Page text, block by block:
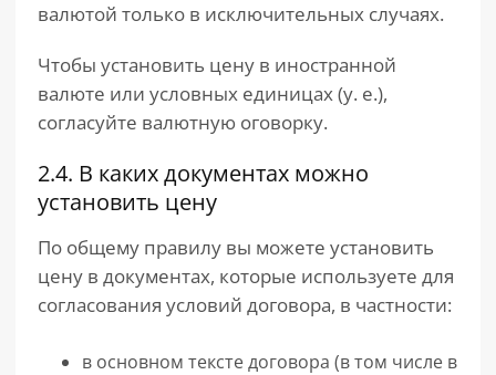
валютой только в исключительных случаях.
Чтобы установить цену в иностранной
валюте или условных единицах (у. е.),
согласуйте валютную оговорку.
2.4. В каких документах можно
установить цену
По общему правилу вы можете установить
цену в документах, которые используете для
согласования условий договора, в частности:
в основном тексте договора (в том числе в